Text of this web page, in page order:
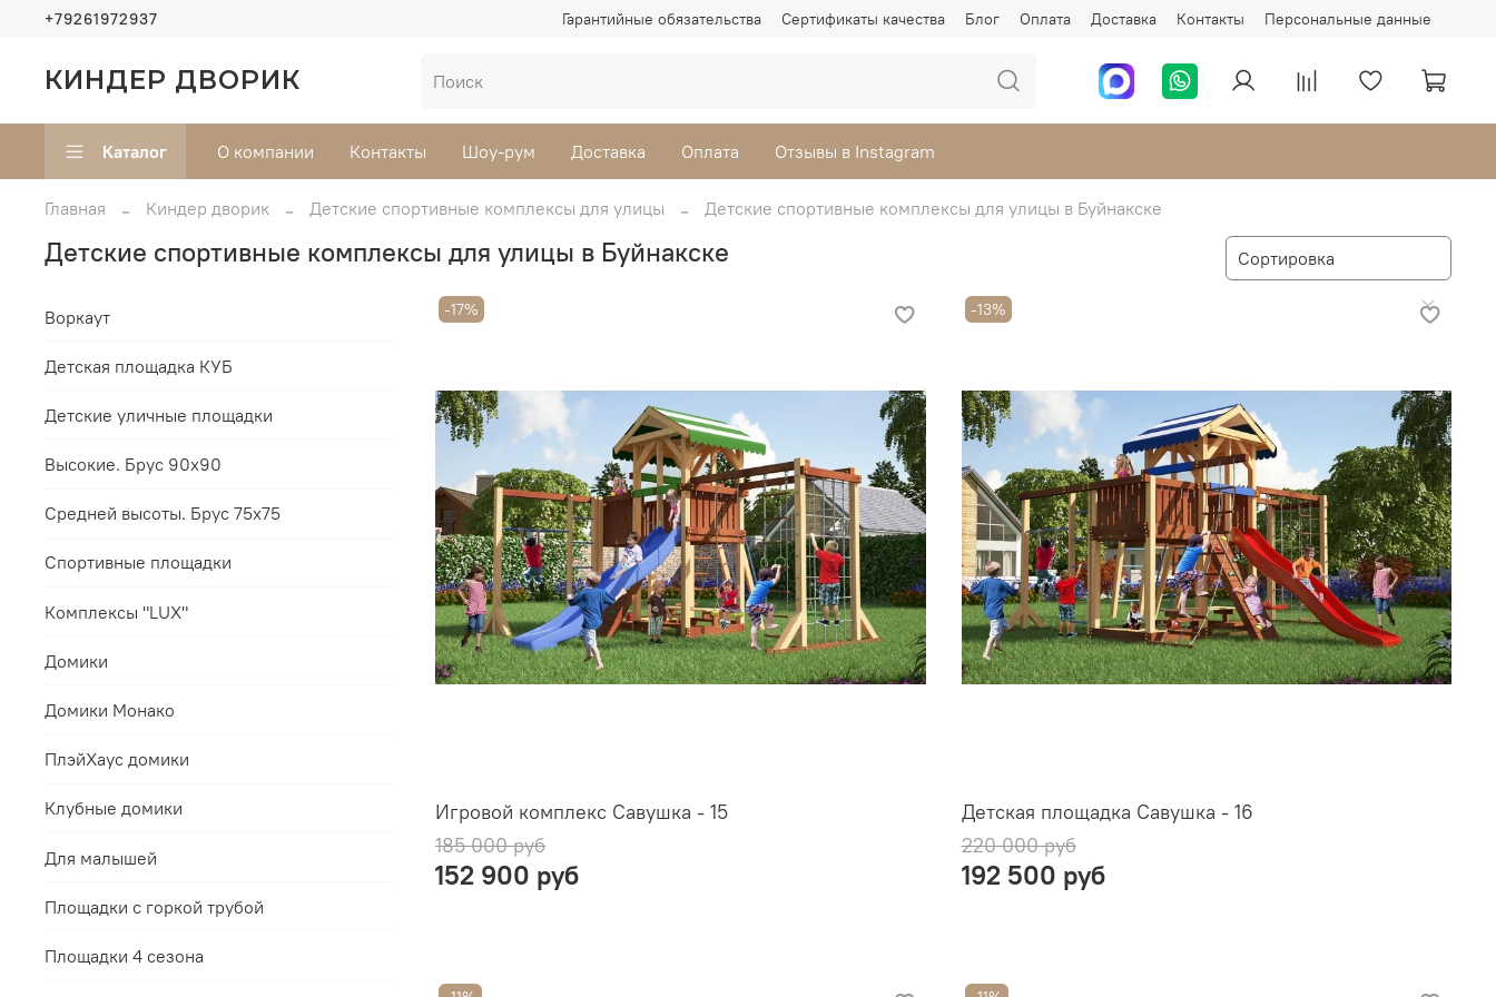
Гарантийные обязательства Сертификаты качества Блог Оплата Доставка Контакты Персональные данные
+79261972937
КИНДЕР ДВОРИК
Каталог О компании Контакты Шоу-рум Доставка Оплата Отзывы в Instagram
Главная Киндер дворик Детские спортивные комплексы для улицы Детские спортивные комплексы для улицы в Буйнакске
Детские спортивные комплексы для улицы в Буйнакске
-17%
Игровой комплекс Савушка - 15
185 000 руб
152 900 руб
-13%
Детская площадка Савушка - 16
220 000 руб
192 500 руб
Воркаут
Детская площадка КУБ
Детские уличные площадки
Высокие. Брус 90х90
Средней высоты. Брус 75х75
Спортивные площадки
Комплексы "LUX"
Домики
Домики Монако
ПлэйХаус домики
Клубные домики
Для малышей
Площадки с горкой трубой
Площадки 4 сезона